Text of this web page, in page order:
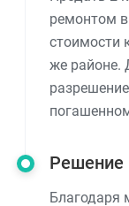
ремонтом
стоимости
же районе.
Решение
Благодаря